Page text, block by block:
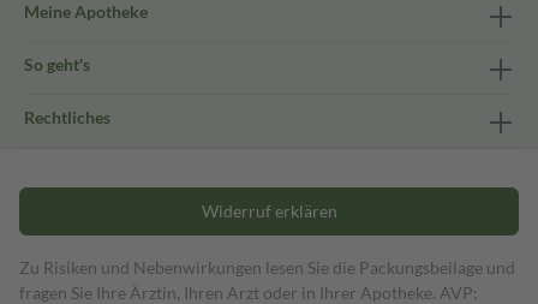
Meine Apotheke
So geht's
Rechtliches
Widerruf erklären
Zu Risiken und Nebenwirkungen lesen Sie die Packungsbeilage und
fragen Sie Ihre Ärztin, Ihren Arzt oder in Ihrer Apotheke. AVP: